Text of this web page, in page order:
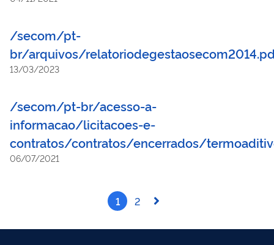
/secom/pt-
br/arquivos/
13/03/2023
/secom/pt-br/acesso-a-
informacao/licitacoes-e-
contratos/contratos/encerrados/
06/07/2021
1 2